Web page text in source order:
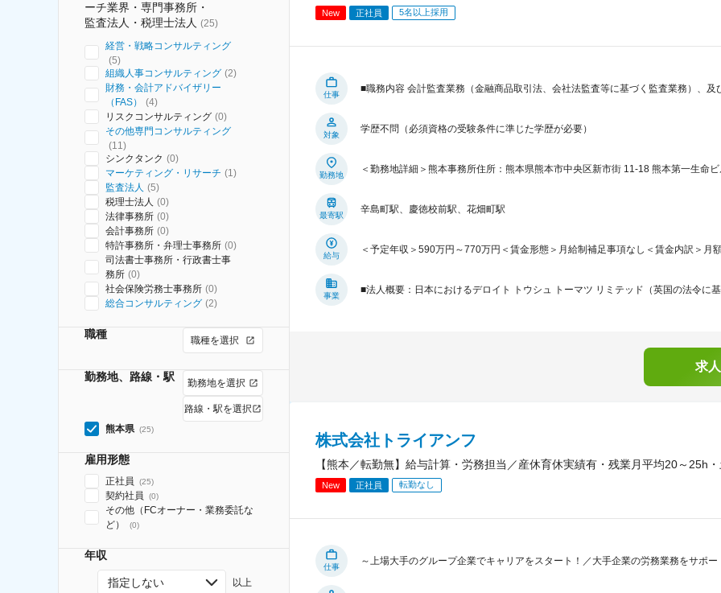
ーチ業界・専門事務所・
監査法人・税理士法人 (25)
経営・戦略コンサルティング
(5)
組織人事コンサルティング (2)
財務・会計アドバイザリー
（FAS）
(4)
リスクコンサルティング (0)
その他専門コンサルティング
(11)
シンクタンク (0)
マーケティング・リサーチ (1)
監査法人 (5)
税理士法人 (0)
法律事務所 (0)
会計事務所 (0)
特許事務所・弁理士事務所 (0)
司法書士事務所・行政書士事
務所 (0)
社会保険労務士事務所 (0)
総合コンサルティング (2)
職種 職種を選択
勤務地、路線・駅 勤務地を選択
路線・駅を選択
熊本県 (25)
雇用形態
正社員 (25)
契約社員 (0)
その他（FCオーナー・業務委託な
ど）
(0)
年収
指定しない 以上
New 正社員 5名以上採用
仕事
■職務内容 会計監査業務（金融商品取引法、会社法監査等に基づく監査業務）、
対象
学歴不問（必須資格の受験条件に準じた学歴が必要）
勤務地
＜勤務地詳細＞熊本事務所住所：熊本県熊本市中央区新市街 11-18 熊本第一生命
最寄駅
辛島町駅、慶徳校前駅、花畑町駅
給与
＜予定年収＞590万円～770万円＜賃金形態＞月給制補足事項なし＜賃金内訳＞月
事業
■法人概要：日本におけるデロイト トウシュ トーマツ リミテッド（英国の法令に
求
株式会社トライアンフ
【熊本／転勤無】給与計算・労務担当／産休育休実績有・残業月平均20～25h
New 正社員 転勤なし
仕事
～上場大手のグループ企業でキャリアをスタート！／大手企業の労務業務をサポ